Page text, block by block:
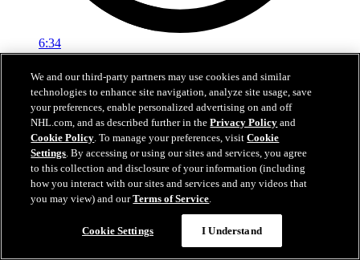
6:34
Längs Sargen: Björck kan ta NHL-plats
Ekholm om Björcks chanser till spel direkt med Jets
07 jul 2026
We and our third-party partners may use cookies and similar
technologies to enhance site navigation, analyze site usage, save
your preferences, enable personalized advertising on and off
NHL.com, and as described further in thePrivacy Policy and
Cookie Policy. To manage your preferences, visitCookie
Settings. By accessing or using our sites and services, you agree
to this collection and disclosure of your information (including
how you interact with our sites and services and any videos that
you may view) and ourTerms of Service.
Cookie Settings I Understand